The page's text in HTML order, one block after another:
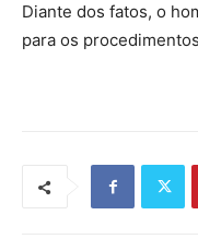
Diante dos fatos, o
para os